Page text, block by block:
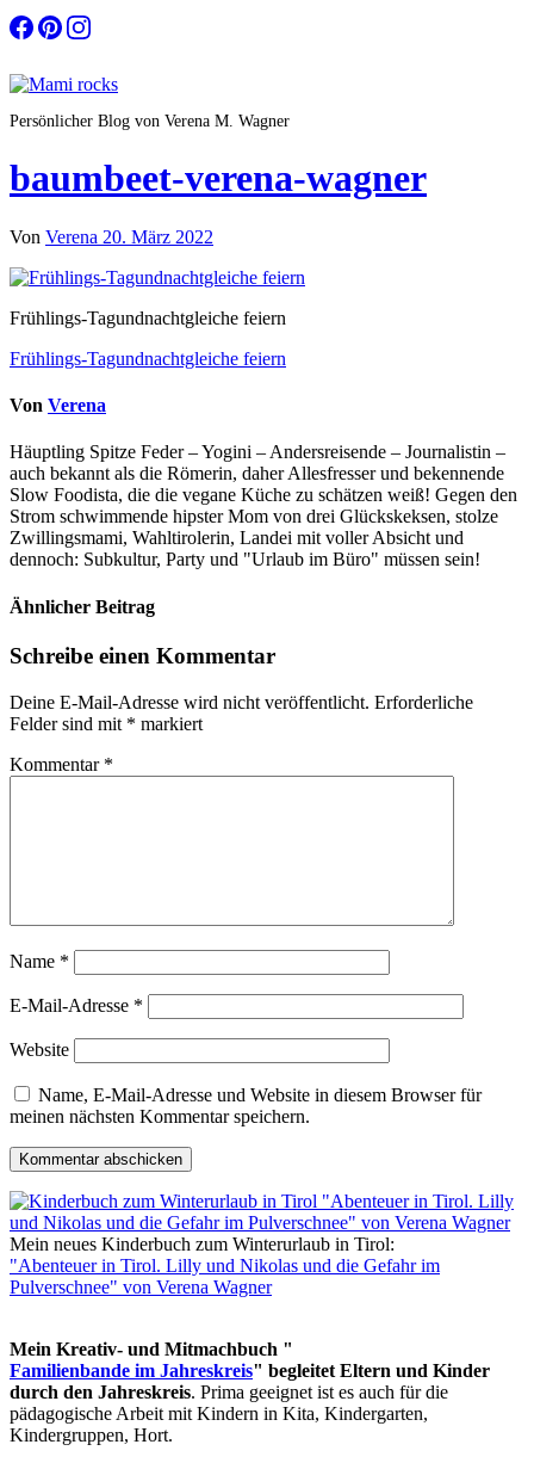
Zum
Inhalt
Persönlicher Blog von Verena M. Wagner
baumbeet-verena-wagner
Von Verena 20. März 2022
Frühlings-Tagundnachtgleiche feiern
Beitragsnavigation
Frühlings-Tagundnachtgleiche feiern
Von Verena
Häuptling Spitze Feder – Yogini – Andersreisende – Journalistin –
auch bekannt als die Römerin, daher Allesfresser und bekennende
Slow Foodista, die die vegane Küche zu schätzen weiß! Gegen den
Strom schwimmende hipster Mom von drei Glückskeksen, stolze
Zwillingsmami, Wahltirolerin, Landei mit voller Absicht und
dennoch: Subkultur, Party und "Urlaub im Büro" müssen sein!
Ähnlicher Beitrag
Schreibe einen Kommentar
Deine E-Mail-Adresse wird nicht veröffentlicht. Erforderliche
Felder sind mit * markiert
Kommentar *
Name *
E-Mail-Adresse *
Website
Name, E-Mail-Adresse und Website in diesem Browser für
meinen nächsten Kommentar speichern.
Mein neues Kinderbuch zum Winterurlaub in Tirol:
"Abenteuer in Tirol. Lilly und Nikolas und die Gefahr im
Pulverschnee" von Verena Wagner
Mein Kreativ- und Mitmachbuch "
Familienbande im Jahreskreis" begleitet Eltern und Kinder
durch den Jahreskreis. Prima geeignet ist es auch für die
pädagogische Arbeit mit Kindern in Kita, Kindergarten,
Kindergruppen, Hort.